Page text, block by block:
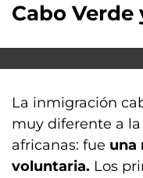
Cabo
La inmigración
muy diferente a
africanas: fue una
voluntaria. Los